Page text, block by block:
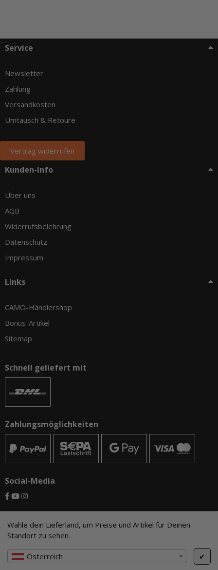
Wähle dein Lieferland, um Preise und Artikel für Deinen
Standort zu sehen.
Österreich ✔
Service
Newsletter
Zahlung
Versandkosten
Umtausch & Retoure
Vertrag widerrufen
Kunden-Info
Über uns
AGB
Widerrufsbelehrung
Datenschutz
Impressum
Links
CAMO-Händlershop
Bonus-Artikel
Sitemap
Schnell geliefert mit
Zahlungsmöglichkeiten
Social-Media
* Alle Preise inkl. gesetzlicher USt., zzgl.
Mindermengenzuschlag
Cookie Einstellungen